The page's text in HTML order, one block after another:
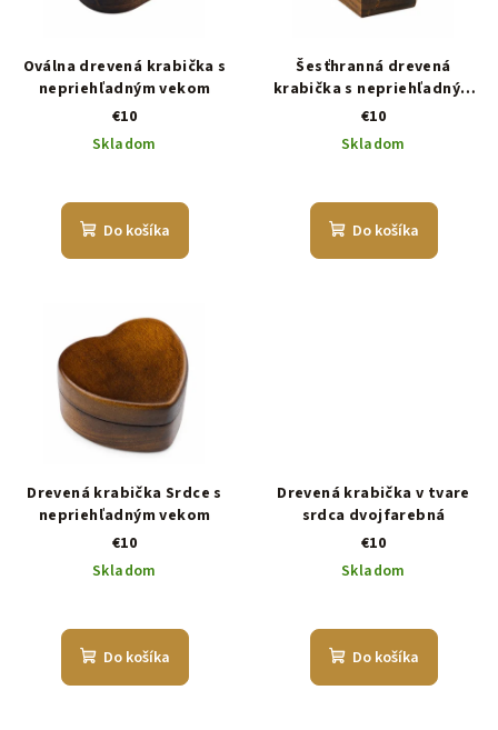
Oválna drevená krabička s
nepriehľadným vekom
€10
Skladom
Do košíka
Šesťhranná drevená
krabička s nepriehľadným
vekom
€10
Skladom
Do košíka
Drevená krabička Srdce s
nepriehľadným vekom
€10
Skladom
Do košíka
Drevená krabička v tvare
srdca dvojfarebná
€10
Skladom
Do košíka